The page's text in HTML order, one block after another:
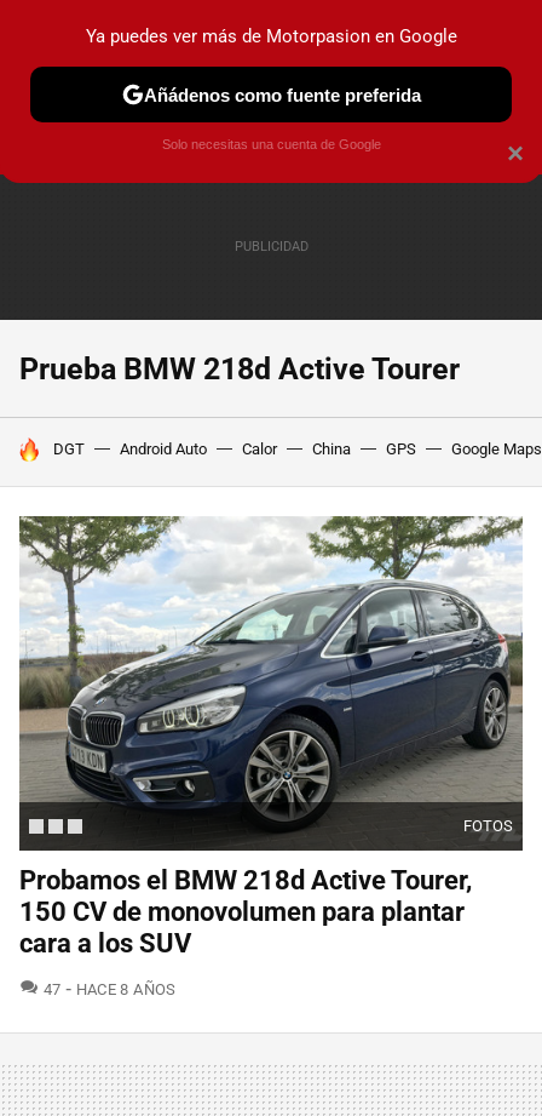
PRUEBAS COCHES ELÉCTRICOS OBSERVATORIO
Prueba BMW 218d Active Tourer
HOY SE HABLA DE
DGT Android Auto Calor China GPS Google Maps
FOTOS
Probamos el BMW 218d Active Tourer,
150 CV de monovolumen para plantar
cara a los SUV
47 COMENTARIOS
HACE 8 AÑOS
×
Ya puedes ver más de Motorpasion en Google
Añádenos como fuente preferida
Solo necesitas una cuenta de Google